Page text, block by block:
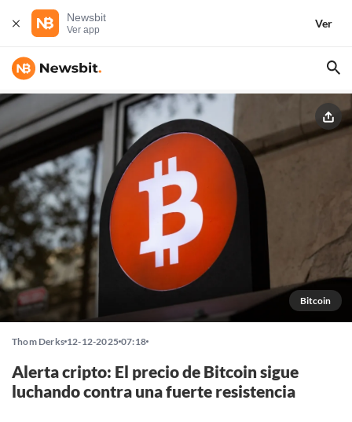
Newsbit
Ver app
Ver
Bitcoin
Thom Derks 12-12-2025 07:18
Alerta cripto: El precio de Bitcoin sigue
luchando contra una fuerte resistencia